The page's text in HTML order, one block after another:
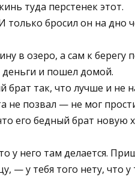
туда перстенек этот.
только бросил он на дно
в озеро, а сам к берегу
деньги и пошел домой.
брат так, что лучше и не
не позвал — не мог
его бедный брат новую
у него там делается.
— у тебя того нету, что у